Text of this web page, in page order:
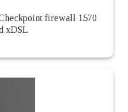
firewall 1570
xDSL